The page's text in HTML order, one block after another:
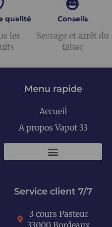
qualité
les
Conseils
Sevrage et arrêt du
tabac
Menu rapide
Accueil
A propos Vapot 33
Service client 7/7
3 cours Pasteur